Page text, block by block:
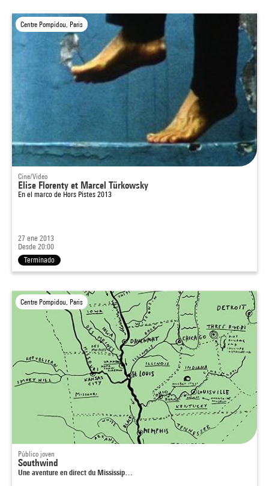
Centre Pompidou, Paris
Cine/Video
Elise Florenty et Marcel Türkowsky
En el marco de Hors Pistes 2013
27 ene 2013
Desde 20:00
Terminado
Centre Pompidou, Paris
Público joven
Southwind
Une aventure en direct du Mississip…